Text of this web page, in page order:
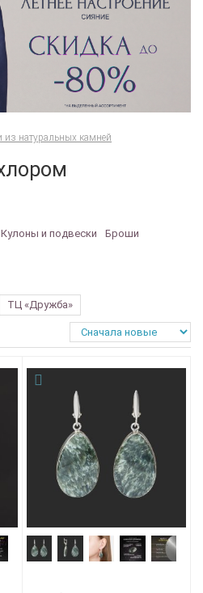
из натуральных камней
Кулоны и подвески
Броши
ТЦ «Дружба»